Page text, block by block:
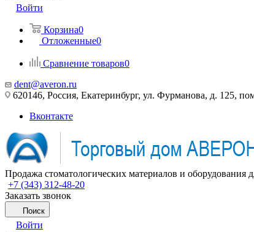
Войти
Корзина0
Отложенные0
Сравнение товаров0
dent@averon.ru
620146, Россия, Екатеринбург, ул. Фурманова, д. 125,
Вконтакте
Продажа стоматологических материалов и оборудования
+7 (343) 312-48-20
Заказать звонок
Поиск
Войти